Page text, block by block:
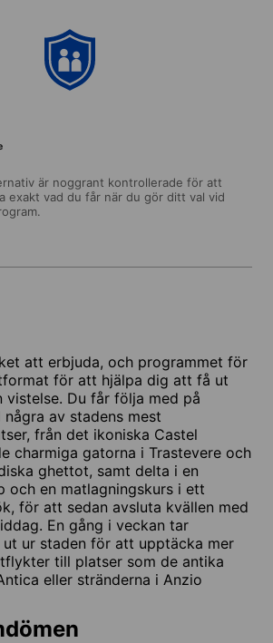
är noggrant kontrollerade för att
exakt vad du får när du gör ditt val vid
att erbjuda, och programmet för
för att hjälpa dig att få ut
vistelse. Du får följa med på
av stadens mest
från det ikoniska Castel
charmiga gatorna i Trastevere och
ghettot, samt delta i en
och en matlagningskurs i ett
för att sedan avsluta kvällen med
En gång i veckan tar
ur staden för att upptäcka mer
till platser som de antika
eller stränderna i Anzio